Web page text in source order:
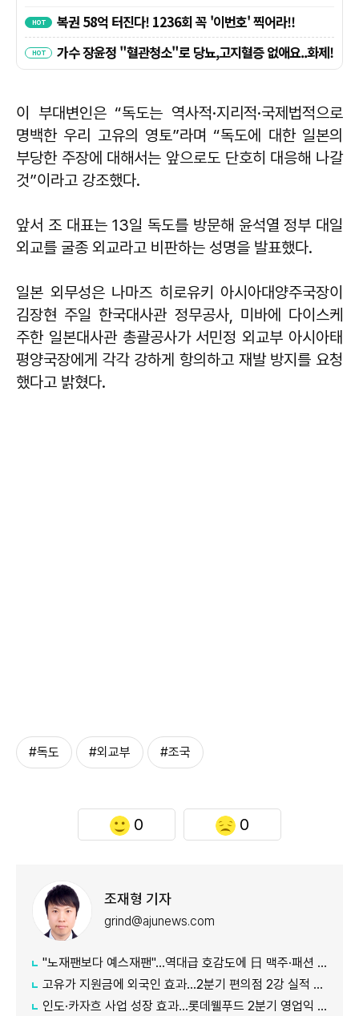
이 부대변인은 “독도는 역사적·지리적·국제법적으로
명백한 우리 고유의 영토”라며 “독도에 대한 일본의
부당한 주장에 대해서는 앞으로도 단호히 대응해 나갈
것”이라고 강조했다.
앞서 조 대표는 13일 독도를 방문해 윤석열 정부 대일
외교를 굴종 외교라고 비판하는 성명을 발표했다.
일본 외무성은 나마즈 히로유키 아시아대양주국장이
김장현 주일 한국대사관 정무공사, 미바에 다이스케
주한 일본대사관 총괄공사가 서민정 외교부 아시아태
평양국장에게 각각 강하게 항의하고 재발 방지를 요청
했다고 밝혔다.
#독도 #외교부 #조국
0 0
조재형 기자
grind@ajunews.com
"노재팬보다 예스재팬"…역대급 호감도에 日 맥주·패션 '날개'
고유가 지원금에 외국인 효과…2분기 편의점 2강 실적 날았다
인도·카자흐 사업 성장 효과…롯데웰푸드 2분기 영업익 89%↑